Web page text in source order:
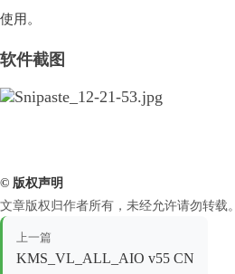
使用。
软件截图
© 版权声明
文章版权归作者所有，未经允许请勿转载。
上一篇
KMS_VL_ALL_AIO v55 CN